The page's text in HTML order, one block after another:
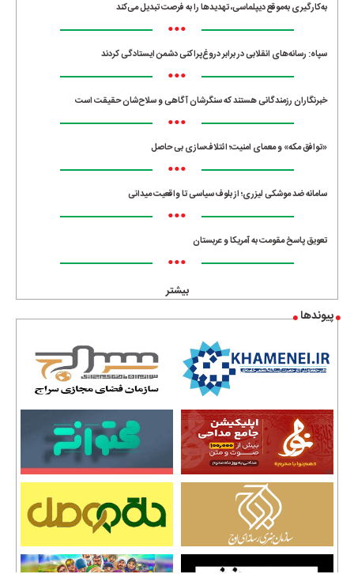
به‌کارگیری به‌موقع دیپلماسی، تهدیدها را به فرصت تبدیل می‌کند
•••
سپاه: رسانه‌های انقلابی در برابر دروغ‌پراکنی دشمن ایستادگی کردند
•••
خبرنگاران رزمندگانی هستند که سنگرشان آگاهی و سلاح‌شان حقیقت است
•••
«توافق مکه» و معمای امنیت؛ ائتلاف‌سازی بی حاصل
•••
سامانه ضد موشکی لیزری؛ از بلوف سیاسی تا واقعیت میدانی
•••
تعویق پاسخ مقومت به آمریکا و عربستان
•••
بیشتر
پیوندها